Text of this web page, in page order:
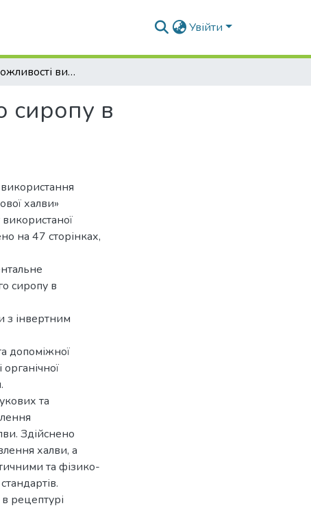
Увійти
Вивчення можливості використання інвертного сиропу в технології органічної соняшникової халви
сиропу в
халви»
використаної
на 47 сторінках,
сиропу в
з інвертним
допоміжної
та
Здійснено
халви, а
та фізико-
рецептурі